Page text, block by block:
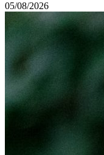
05/08/2026